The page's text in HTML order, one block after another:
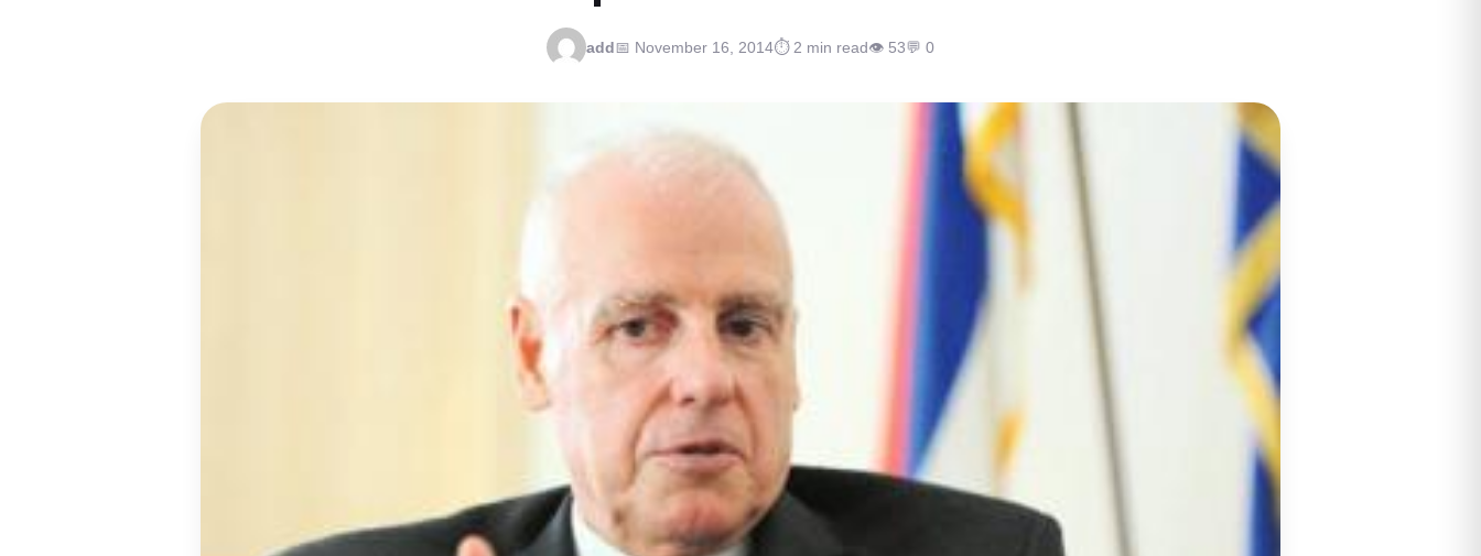
add📅 November 16, 2014⏱ 2 min read👁 53💬 0